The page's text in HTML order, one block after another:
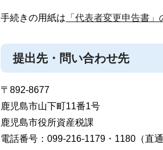
手続きの用紙は 「代表者変更申告書」
提出先・問い合わせ先
〒892-8677
鹿児島市山下町11番1号
鹿児島市役所資産税課
電話番号：099-216-1179・1180（直通